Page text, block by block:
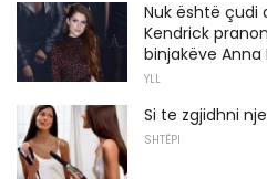
Nuk është çudi
Kendrick
binjakëve Anna
YLL
Si te zgjidhni
SHTËPI